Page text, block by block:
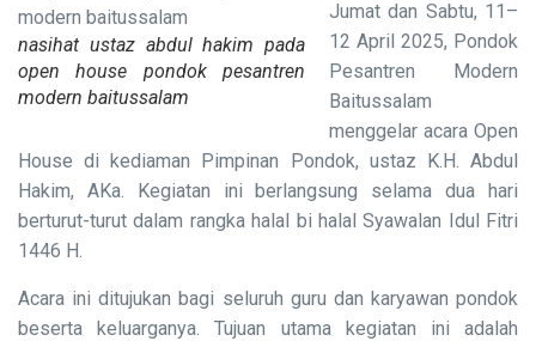
nasihat ustaz abdul hakim pada
open house pondok pesantren
modern baitussalam
Jumat dan Sabtu, 11–
12 April 2025, Pondok
Pesantren Modern
Baitussalam
menggelar acara Open
House di kediaman Pimpinan Pondok, ustaz K.H. Abdul
Hakim, AKa. Kegiatan ini berlangsung selama dua hari
berturut-turut dalam rangka halal bi halal Syawalan Idul Fitri
1446 H.
Acara ini ditujukan bagi seluruh guru dan karyawan pondok
beserta keluarganya. Tujuan utama kegiatan ini adalah